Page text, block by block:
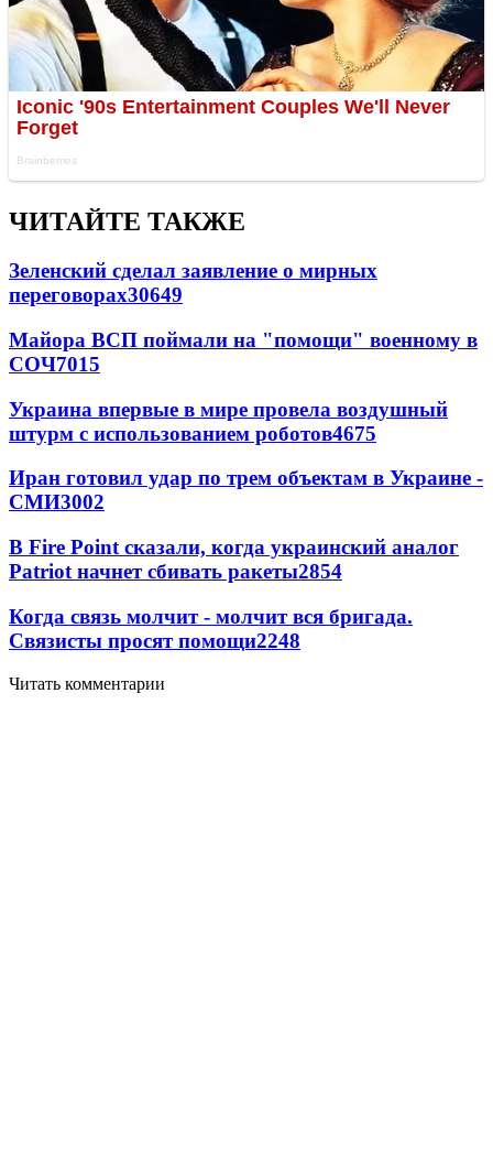
ЧИТАЙТЕ ТАКЖЕ
Зеленский сделал заявление о мирных
переговорах30649
Майора ВСП поймали на "помощи" военному в
СОЧ7015
Украина впервые в мире провела воздушный
штурм с использованием роботов4675
Иран готовил удар по трем объектам в Украине -
СМИ3002
В Fire Point сказали, когда украинский аналог
Patriot начнет сбивать ракеты2854
Когда связь молчит - молчит вся бригада.
Связисты просят помощи2248
Читать комментарии